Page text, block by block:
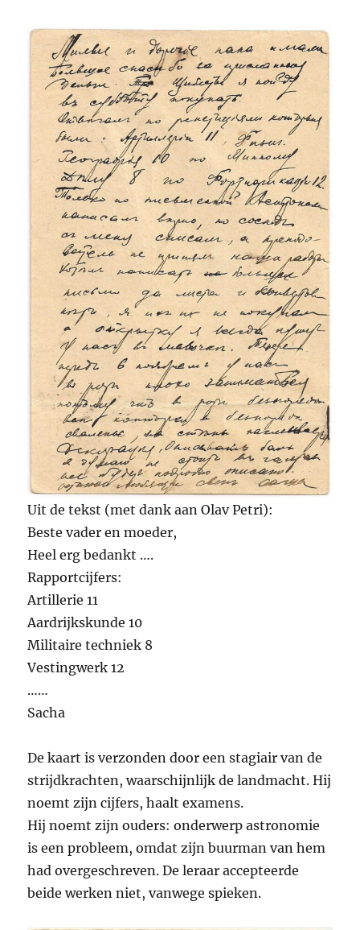
Uit de tekst (met dank aan Olav Petri):
Beste vader en moeder,
Heel erg bedankt ….
Rapportcijfers:
Artillerie 11
Aardrijkskunde 10
Militaire techniek 8
Vestingwerk 12
……
Sacha
De kaart is verzonden door een stagiair van de
strijdkrachten, waarschijnlijk de landmacht. Hij
noemt zijn cijfers, haalt examens.
Hij noemt zijn ouders: onderwerp astronomie
is een probleem, omdat zijn buurman van hem
had overgeschreven. De leraar accepteerde
beide werken niet, vanwege spieken.